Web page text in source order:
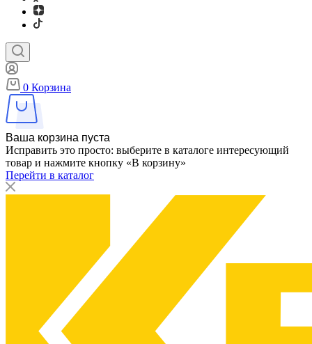
0 Корзина
Ваша корзина пуста
Исправить это просто: выберите в каталоге интересующий
товар и нажмите кнопку «В корзину»
Перейти в каталог